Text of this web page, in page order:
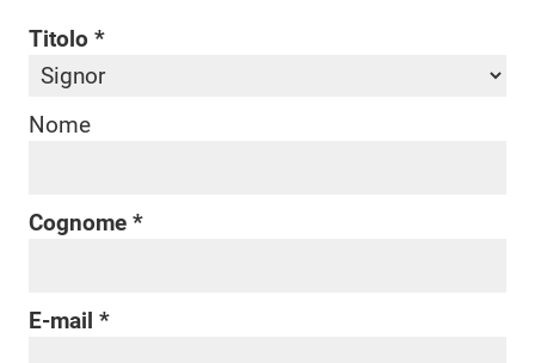
Titolo
Nome
Cognome
E-mail